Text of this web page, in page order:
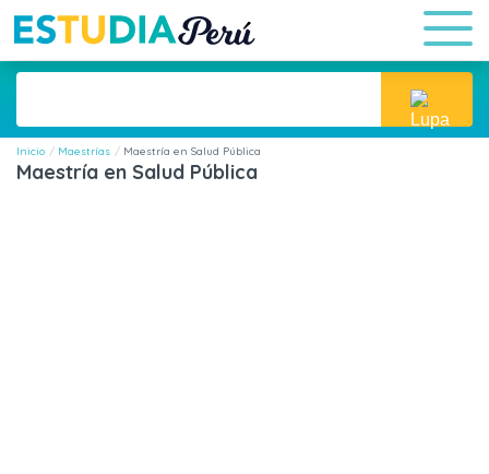
Inicio Maestrías Maestría en Salud Pública
Maestría en Salud Pública